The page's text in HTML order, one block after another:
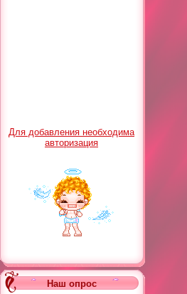
Для добавления необходима
авторизация
Наш опрос